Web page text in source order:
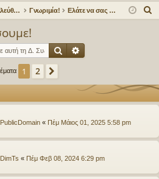
Συ
σε
ις
δε ρα
Εδώ μιλάμε ελεύθερα για τον καφέ! Γνωριμία! Ελάτε να σας γνωρίσουμε!
η
σ
Αναζήτηση
1 2
PublicDomain « Πέμ Μάιος 01, 2025 5:58 pm
DimTs « Πέμ Φεβ 08, 2024 6:29 pm